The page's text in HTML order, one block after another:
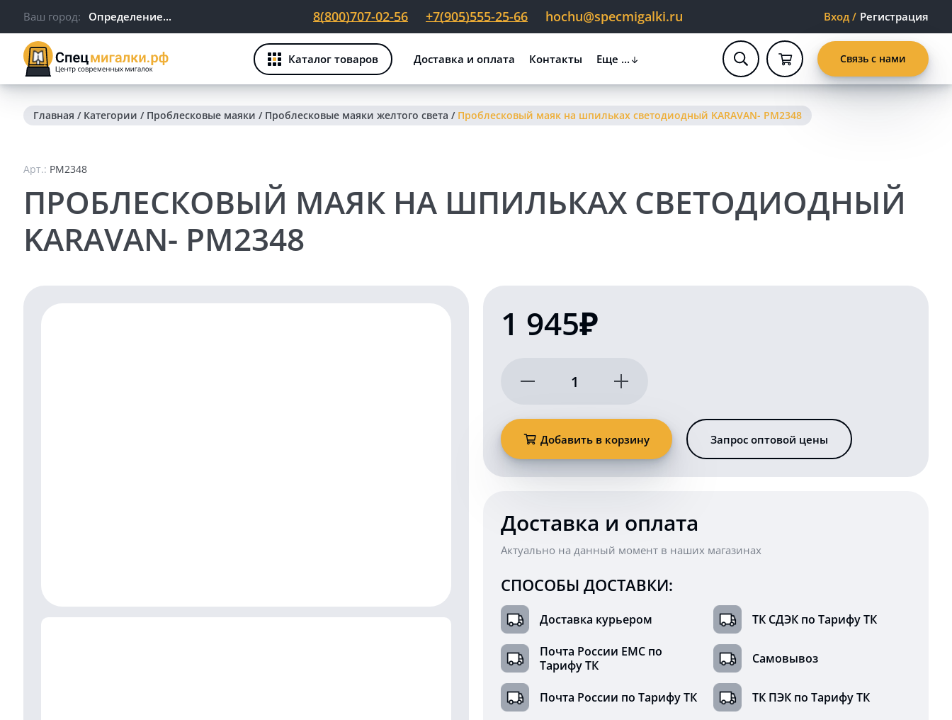
Ваш город: Определение... 8(800)707-02-56 +7(905)555-25-66 hochu@specmigalki.ru Вход / Регистрация
Каталог товаров Доставка и оплата Контакты Еще ... Связь с нами
Главная / Категории / Проблесковые маяки / Проблесковые маяки желтого света / Проблесковый маяк на шпильках светодиодный KARAVAN- PM2348
Арт.: PM2348
ПРОБЛЕСКОВЫЙ МАЯК НА ШПИЛЬКАХ СВЕТОДИОДНЫЙ
KARAVAN- PM2348
1 945₽
Количество
товара
шпильках
KARAVAN-
PM2348
Добавить в корзину Запрос оптовой цены
Доставка и оплата
Актуально на данный момент в наших магазинах
СПОСОБЫ ДОСТАВКИ:
Доставка курьером ТК СДЭК по Тарифу ТК
Почта России ЕМС по
Тарифу ТК
Самовывоз
Почта России по Тарифу ТК ТК ПЭК по Тарифу ТК